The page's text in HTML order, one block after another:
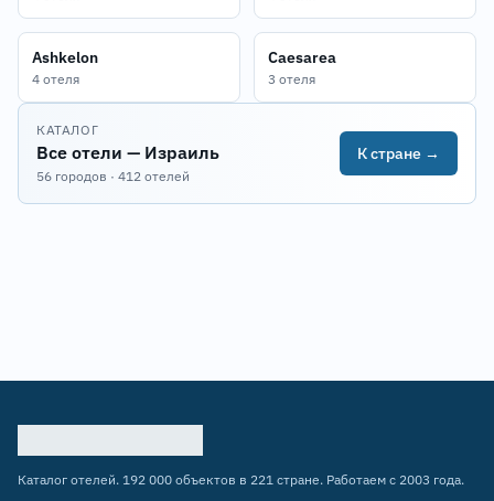
Ashkelon
4 отеля
Caesarea
3 отеля
КАТАЛОГ
Все отели — Израиль
56 городов · 412 отелей
К стране →
Каталог отелей. 192 000 объектов в 221 стране. Работаем с 2003 года.